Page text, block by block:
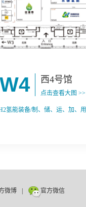
W4 西4号馆
点击查看大图 >>
氢能装备/制、储、运、加、用
微博 官方微信